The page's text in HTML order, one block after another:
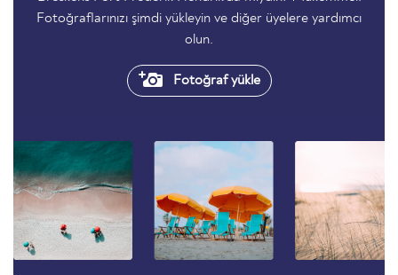
Fotoğraflarınızı şimdi yükleyin ve diğer üyelere yardımcı
olun.
Fotoğraf yükle